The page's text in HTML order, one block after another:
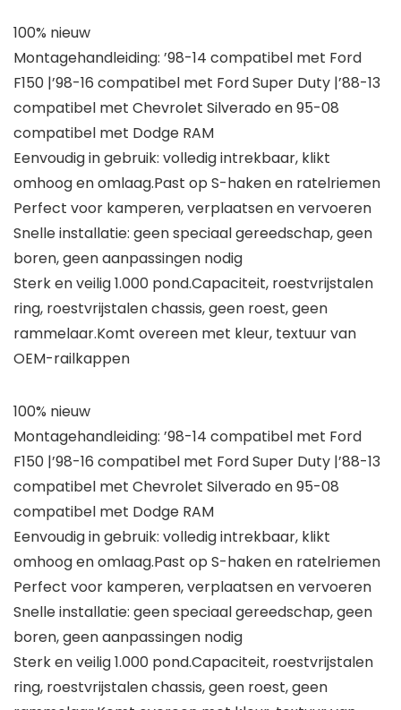
100% nieuw
Montagehandleiding: ’98-14 compatibel met Ford
F150 |’98-16 compatibel met Ford Super Duty |’88-13
compatibel met Chevrolet Silverado en 95-08
compatibel met Dodge RAM
Eenvoudig in gebruik: volledig intrekbaar, klikt
omhoog en omlaag.Past op S-haken en ratelriemen
Perfect voor kamperen, verplaatsen en vervoeren
Snelle installatie: geen speciaal gereedschap, geen
boren, geen aanpassingen nodig
Sterk en veilig 1.000 pond.Capaciteit, roestvrijstalen
ring, roestvrijstalen chassis, geen roest, geen
rammelaar.Komt overeen met kleur, textuur van
OEM-railkappen
100% nieuw
Montagehandleiding: ’98-14 compatibel met Ford
F150 |’98-16 compatibel met Ford Super Duty |’88-13
compatibel met Chevrolet Silverado en 95-08
compatibel met Dodge RAM
Eenvoudig in gebruik: volledig intrekbaar, klikt
omhoog en omlaag.Past op S-haken en ratelriemen
Perfect voor kamperen, verplaatsen en vervoeren
Snelle installatie: geen speciaal gereedschap, geen
boren, geen aanpassingen nodig
Sterk en veilig 1.000 pond.Capaciteit, roestvrijstalen
ring, roestvrijstalen chassis, geen roest, geen